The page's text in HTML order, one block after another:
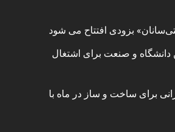
بزودی افتتاح می شود
دانشگاه و صنعت برای اشتغال
برای ساخت و ساز در ماه با